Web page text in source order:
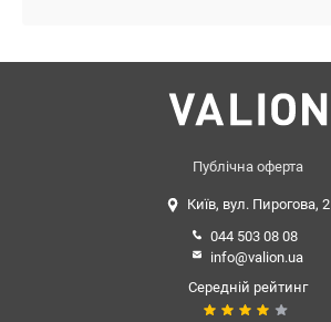
Публічна оферта
Київ, вул. Пирогова, 2
044 503 08 08
info@valion.ua
Середній рейтинг